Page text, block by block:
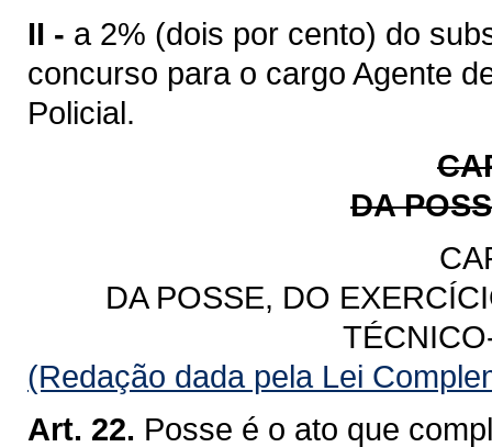
II - a 2% (dois por cento) do
concurso para o cargo Agente
Policial.
DA
DA POSSE, DO
(Redação dada pela Lei
Art. 22. Posse é o ato que